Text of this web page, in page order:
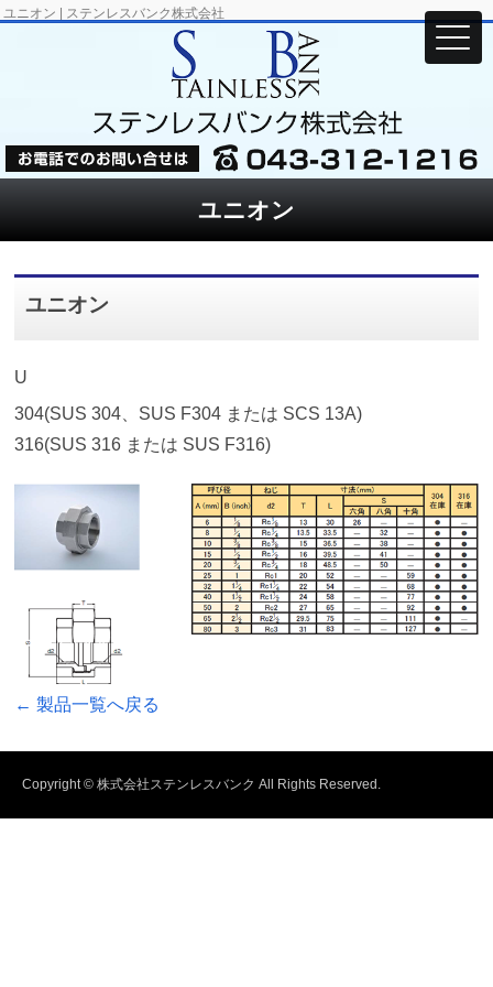
ユニオン | ステンレスバンク株式会社
ユニオン
ユニオン
U
304(SUS 304、SUS F304 または SCS 13A)
316(SUS 316 または SUS F316)
← 製品一覧へ戻る
Copyright © 株式会社ステンレスバンク All Rights Reserved.